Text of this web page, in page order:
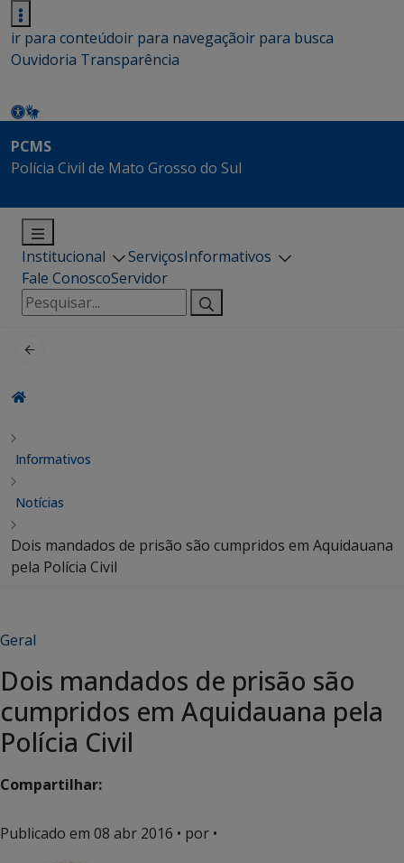
ir para conteúdoir para navegaçãoir para busca
Ouvidoria Transparência
PCMS
Polícia Civil de Mato Grosso do Sul
Institucional ServiçosInformativos
Fale ConoscoServidor
Pesquisar
por:
Informativos
Notícias
Dois mandados de prisão são cumpridos em Aquidauana
pela Polícia Civil
Geral
Dois mandados de prisão são
cumpridos em Aquidauana pela
Polícia Civil
Compartilhar:
Publicado em 08 abr 2016 • por •